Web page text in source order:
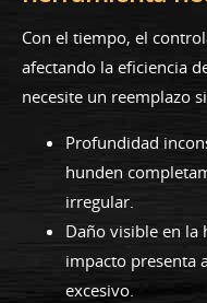
Con el tiempo, el
afectando la eficiencia
necesite un reemplazo
Profundidad
hunden
irregular.
Daño visible en la
impacto presenta
excesivo.